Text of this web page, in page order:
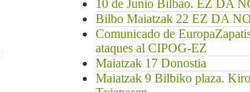
10 de Junio Bilbao. EZ DA
Bilbo Maiatzak 22 EZ DA
Comunicado de
ataques al CIPOG-EZ
Maiatzak 17 Donostia
Maiatzak 9 Bilbiko plaza.